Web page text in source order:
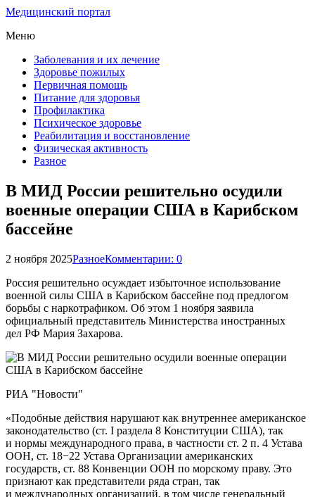
Медицинский портал
Меню
Заболевания и их лечение
Здоровье пожилых
Первичная помощь
Питание для здоровья
Профилактика
Психическое здоровье
Реабилитация и восстановление
Физическая активность
Разное
В МИД России решительно осудили
военные операции США в Карибском
бассейне
2 ноября 2025РазноеКомментарии: 0
Россия решительно осуждает избыточное использование
военной силы США в Карибском бассейне под предлогом
борьбы с наркотрафиком. Об этом 1 ноября заявила
официальный представитель Министерства иностранных
дел РФ Мария Захарова.
РИА "Новости"
«Подобные действия нарушают как внутреннее американское
законодательство (ст. I раздела 8 Конституции США), так
и нормы международного права, в частности ст. 2 п. 4 Устава
ООН, ст. 18−22 Устава Организации американских
государств, ст. 88 Конвенции ООН по морскому праву. Это
признают как представители ряда стран, так
и международных организаций, в том числе генеральный